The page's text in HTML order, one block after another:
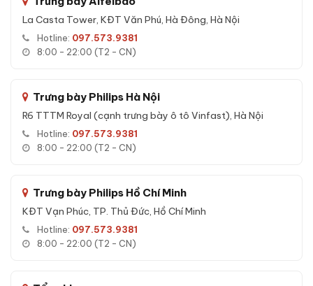
đặt và hướng dẫn sử dụng miễn phí.
Tính năng Két sắt Liberty LB120PRO App
Tính năng đáng giá của Két sắt Liberty LB120PRO App Wifi
chính hãngmà bạn nên biết trước khi mua:
Chống cháy đa lớp:Vật liệu bê-tông chịu nhiệt và sợi
cách nhiệt giúp tài sản, tài liệu nguyên vẹn khi xảy ra hoả
Chống phá cơ học:Hệ thống chốt thép đa hướng, chống
khoan, chống cắt, chống đục phá.
Khoá cơ chắc chắn:Kết cấu khoá bằng cơ học, không
phụ thuộc nguồn điện, độ bền cao, ít hỏng hóc theo thời
Chống nhái chìa:
La Casta Tower, KĐT Văn Phú, Hà Đông, Hà Nội
Hotline: 097.573.9381
8:00 - 22:00 (T2 - CN)
Trưng bày Philips Hà Nội
R6 TTTM Royal (cạnh trưng bày ô tô Vinfast), Hà Nội
Hotline: 097.573.9381
8:00 - 22:00 (T2 - CN)
Trưng bày Philips Hồ Chí Minh
KĐT Vạn Phúc, TP. Thủ Đức, Hồ Chí Minh
Hotline: 097.573.9381
8:00 - 22:00 (T2 - CN)